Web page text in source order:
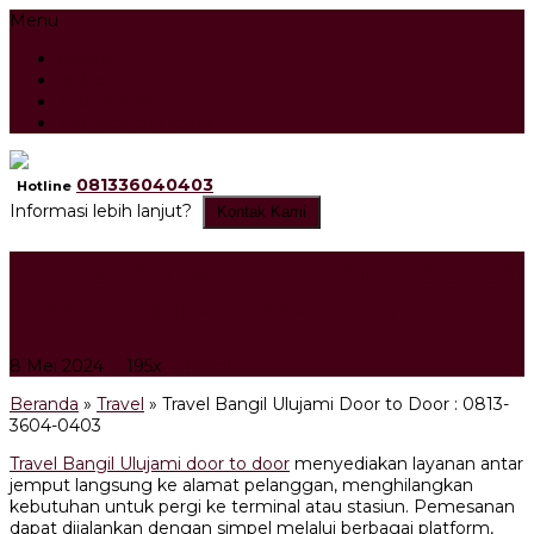
Menu
Hotline 081336040403
Informasi lebih lanjut?
Kontak Kami
8 Mei 2024 195x
Beranda » Travel » Travel Bangil Ulujami Door to Door : 0813-
3604-0403
Travel Bangil Ulujami door to door menyediakan layanan antar
jemput langsung ke alamat pelanggan, menghilangkan
kebutuhan untuk pergi ke terminal atau stasiun. Pemesanan
dapat dijalankan dengan simpel melalui berbagai platform,